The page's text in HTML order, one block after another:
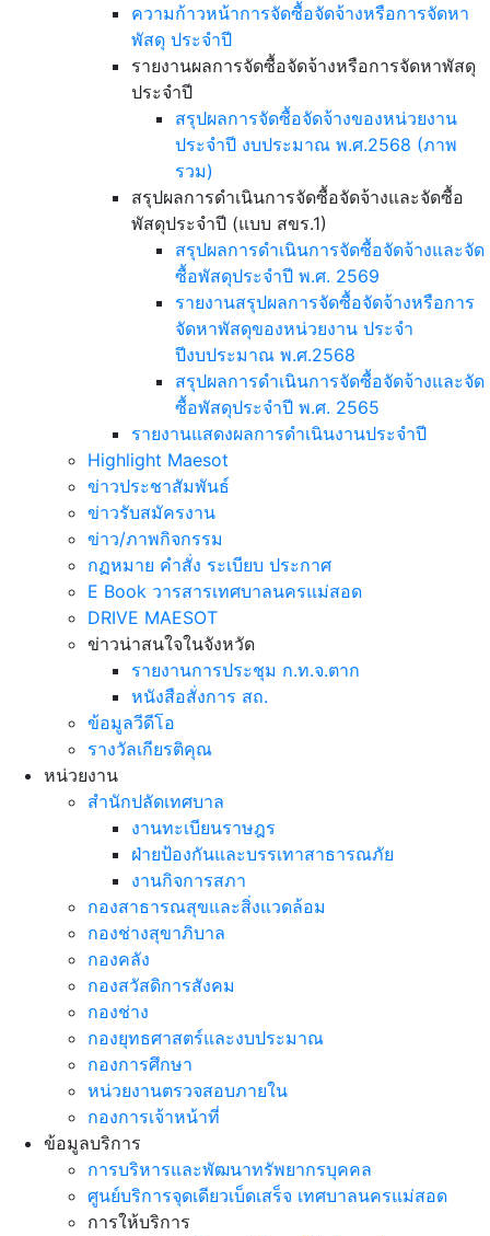
ความก้าวหน้าการจัดซื้อจัดจ้างหรือการจัดหา
พัสดุ ประจำปี
รายงานผลการจัดซื้อจัดจ้างหรือการจัดหาพัสดุ
ประจำปี
สรุปผลการจัดซื้อจัดจ้างของหน่วยงาน
ประจำปี งบประมาณ พ.ศ.2568 (ภาพ
รวม)
สรุปผลการดำเนินการจัดซื้อจัดจ้างและจัดซื้อ
พัสดุประจำปี (แบบ สขร.1)
สรุปผลการดำเนินการจัดซื้อจัดจ้างและจัด
ซื้อพัสดุประจำปี พ.ศ. 2569
รายงานสรุปผลการจัดซื้อจัดจ้างหรือการ
จัดหาพัสดุของหน่วยงาน ประจำ
ปีงบประมาณ พ.ศ.2568
สรุปผลการดำเนินการจัดซื้อจัดจ้างและจัด
ซื้อพัสดุประจำปี พ.ศ. 2565
รายงานแสดงผลการดำเนินงานประจำปี
Highlight Maesot
ข่าวประชาสัมพันธ์
ข่าวรับสมัครงาน
ข่าว/ภาพกิจกรรม
กฏหมาย คำสั่ง ระเบียบ ประกาศ
E Book วารสารเทศบาลนครแม่สอด
DRIVE MAESOT
ข่าวน่าสนใจในจังหวัด
รายงานการประชุม ก.ท.จ.ตาก
หนังสือสั่งการ สถ.
ข้อมูลวีดีโอ
รางวัลเกียรติคุณ
หน่วยงาน
สำนักปลัดเทศบาล
งานทะเบียนราษฎร
ฝ่ายป้องกันและบรรเทาสาธารณภัย
งานกิจการสภา
กองสาธารณสุขและสิ่งแวดล้อม
กองช่างสุขาภิบาล
กองคลัง
กองสวัสดิการสังคม
กองช่าง
กองยุทธศาสตร์และงบประมาณ
กองการศึกษา
หน่วยงานตรวจสอบภายใน
กองการเจ้าหน้าที่
ข้อมูลบริการ
การบริหารและพัฒนาทรัพยากรบุคคล
ศูนย์บริการจุดเดียวเบ็ดเสร็จ เทศบาลนครแม่สอด
การให้บริการ